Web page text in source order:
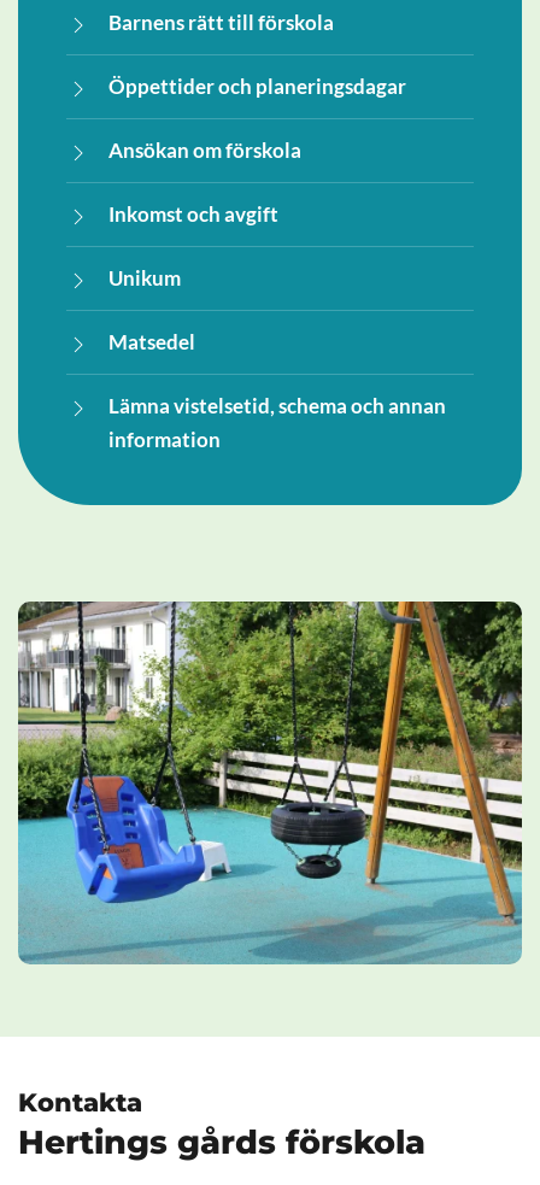
Barnens rätt till förskola
Öppettider och planeringsdagar
Ansökan om förskola
Inkomst och avgift
Unikum
Matsedel
Lämna vistelsetid, schema och annan
information
Kontakta
Hertings gårds förskola